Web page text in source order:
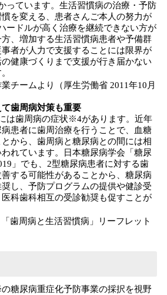
っています。生活習慣病の治療・予防
を変える、患者さんご本人の努力が
ードルが高く治療を継続できない方が
、増加する生活習慣病患者や予備群
者が人力で支援することには限界が
健康づくりまで支援が行き届かない
チームより（厚生労働省 2011年10月
歯周病対策も重要
は歯周病の症状※4があります。近年
患者に歯周治療を行うことで、血糖
から、歯周病と糖尿病との間には相
れています。日本糖尿病学会「糖尿
」でも、2型糖尿病患者に対する歯
する可能性があることから、糖尿病
し、予防プログラムの提供や健診受
科歯科相互の受診勧奨も促すことが
歯周病と生活習慣病」リーフレット
糖尿病重症化予防事業の採択を視野